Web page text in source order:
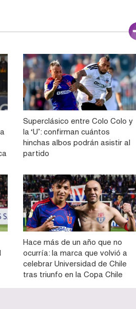
Superclásico entre Colo Colo y
la ‘U’: confirman cuántos
hinchas albos podrán asistir al
partido
Hace más de un año que no
ocurría: la marca que volvió a
celebrar Universidad de Chile
tras triunfo en la Copa Chile